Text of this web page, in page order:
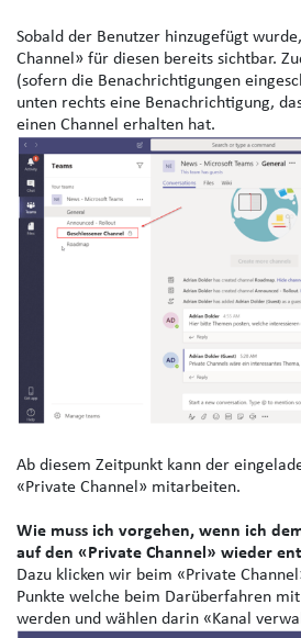
Sobald der Benutzer hinzugefügt
Channel» für diesen bereits sichtbar.
(sofern die Benachrichtigungen
unten rechts eine Benachrichtigung,
einen Channel erhalten hat.
Ab diesem Zeitpunkt kann der
«Private Channel» mitarbeiten.
Wie muss ich vorgehen, wenn ich
auf den «Private Channel» wieder
Dazu klicken wir beim «Private
Punkte welche beim Darüberfahren
werden und wählen darin «Kanal